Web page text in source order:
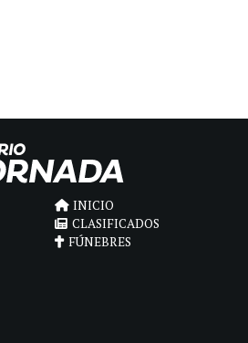
INICIO
CLASIFICADOS
FÚNEBRES